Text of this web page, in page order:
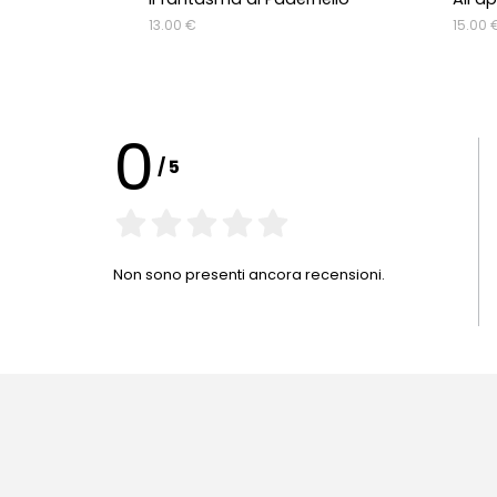
13.00 € 15.00
0 /5
Non sono presenti ancora recensioni.